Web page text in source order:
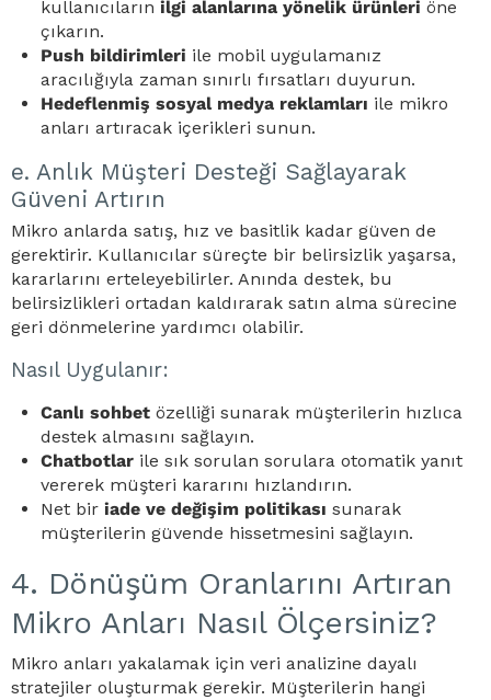
kullanıcılarınilgi alanlarına yönelik ürünleri öne
çıkarın.
Push bildirimleri ile mobil uygulamanız
aracılığıyla zaman sınırlı fırsatları duyurun.
Hedeflenmiş sosyal medya reklamları ile mikro
anları artıracak içerikleri sunun.
e. Anlık Müşteri Desteği Sağlayarak
Güveni Artırın
Mikro anlarda satış, hız ve basitlik kadar güven de
gerektirir. Kullanıcılar süreçte bir belirsizlik yaşarsa,
kararlarını erteleyebilirler. Anında destek, bu
belirsizlikleri ortadan kaldırarak satın alma sürecine
geri dönmelerine yardımcı olabilir.
Nasıl Uygulanır:
Canlı sohbet özelliği sunarak müşterilerin hızlıca
destek almasını sağlayın.
Chatbotlar ile sık sorulan sorulara otomatik yanıt
vererek müşteri kararını hızlandırın.
Net biriade ve değişim politikası sunarak
müşterilerin güvende hissetmesini sağlayın.
4. Dönüşüm Oranlarını Artıran
Mikro Anları Nasıl Ölçersiniz?
Mikro anları yakalamak için veri analizine dayalı
stratejiler oluşturmak gerekir. Müşterilerin hangi